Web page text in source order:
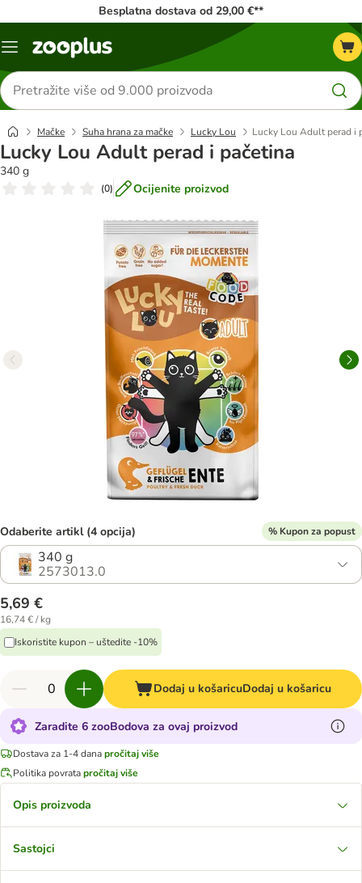
Besplatna dostava od 29,00 €**
Izbornik
Traži
proizvode
Mačke Suha hrana za mačke Lucky Lou Lucky Lou Adult perad i
Lucky Lou Adult perad i pačetina
340 g
(0) Ocijenite proizvod
Odaberite artikl (4 opcija) % Kupon za popust
340 g
2573013.0
5,69 €
16,74 € / kg
Iskoristite kupon – uštedite -10%
Dodaj u košaricuDodaj u košaricu
Zaradite 6 zooBodova za ovaj proizvod
Dostava za 1-4 danapročitaj više
Politika povratapročitaj više
Opis proizvoda
Sastojci